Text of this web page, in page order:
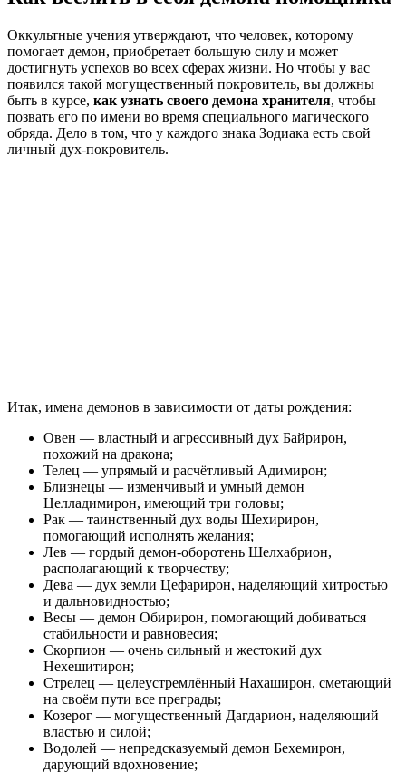
Оккультные учения утверждают, что человек, которому
помогает демон, приобретает большую силу и может
достигнуть успехов во всех сферах жизни. Но чтобы у вас
появился такой могущественный покровитель, вы должны
быть в курсе, как узнать своего демона хранителя, чтобы
позвать его по имени во время специального магического
обряда. Дело в том, что у каждого знака Зодиака есть свой
личный дух-покровитель.
Итак, имена демонов в зависимости от даты рождения:
Овен — властный и агрессивный дух Байрирон,
похожий на дракона;
Телец — упрямый и расчётливый Адимирон;
Близнецы — изменчивый и умный демон
Целладимирон, имеющий три головы;
Рак — таинственный дух воды Шехирирон,
помогающий исполнять желания;
Лев — гордый демон-оборотень Шелхабрион,
располагающий к творчеству;
Дева — дух земли Цефарирон, наделяющий хитростью
и дальновидностью;
Весы — демон Обирирон, помогающий добиваться
стабильности и равновесия;
Скорпион — очень сильный и жестокий дух
Нехешитирон;
Стрелец — целеустремлённый Нахаширон, сметающий
на своём пути все преграды;
Козерог — могущественный Дагдарион, наделяющий
властью и силой;
Водолей — непредсказуемый демон Бехемирон,
дарующий вдохновение;